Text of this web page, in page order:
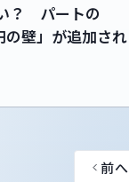
？ パートの
の壁」が追加され
前へ